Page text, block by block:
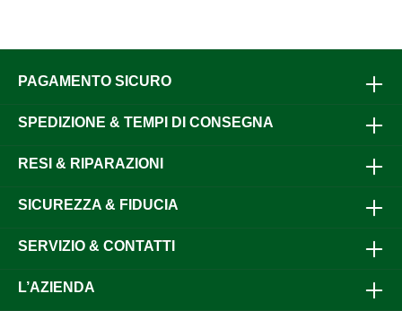
PAGAMENTO SICURO
SPEDIZIONE & TEMPI DI CONSEGNA
RESI & RIPARAZIONI
SICUREZZA & FIDUCIA
SERVIZIO & CONTATTI
L’AZIENDA